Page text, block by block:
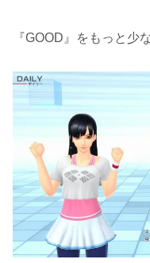
『GOOD』をもっと少